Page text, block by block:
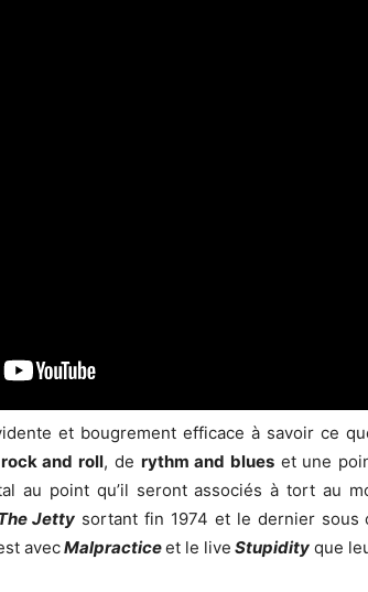
et bougrement efficace à savoir ce
rock and roll, de rythm and blueset une
au point qu’il seront associés à tort au
Jetty sortant fin 1974 et le dernier sous
avecMalpracticeet le live Stupidity que